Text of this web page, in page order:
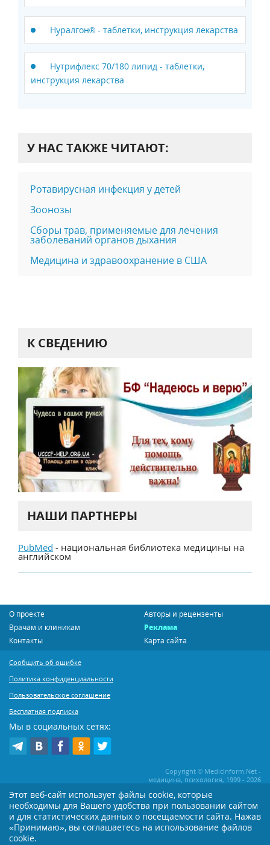
Нуралгон® - таблетки, инструкция лекарства
Нутрифлекс 70/180 липид - таблетки,
инструкция лекарства
У НАС ТАКЖЕ ЧИТАЮТ:
Ротавирусная инфекция у детей
Зоонозы
Сборы трав, применяемые для лечения
заболеваний органов дыхания
Медицина и здравоохранение в США
К СВЕДЕНИЮ
НАШИ ПАРТНЕРЫ
PubMed - национальная библиотека медицины на
английском
О проекте
Авторы и рецензенты
Врачам и клиникам
Реклама
Контакты
Карта сайта
Сообщить об ошибке
Политика конфиденциальности
Пользовательское соглашение
Бесплатная подписка
Мы в социальных сетях:
Copyright © MedicInform.Net -
медицина, психология, 1999 - 2026
Копирование или иное распространение статей нашего сайта строго
воспрещается. Копирование раздела "Новости" допускается при наличии
активной открытой для поисковиков ссылки на MedicInform.Net
Материалы на сайте представлены в справочных целях. Редакция не всегда
Этот веб-сайт использует файлы cookie, которые
необходимы для Вашего удобства при пользовании сайтом
и для статистических данных о посещаемости сайта. Нажав
«Принимаю», вы соглашаетесь на использование файлов
cookie.